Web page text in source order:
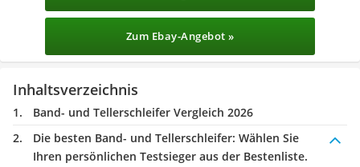
Zum Ebay-Angebot »
Inhaltsverzeichnis
Band- und Tellerschleifer Vergleich 2026
Die besten Band- und Tellerschleifer: Wählen Sie
Ihren persönlichen Testsieger aus der Bestenliste.